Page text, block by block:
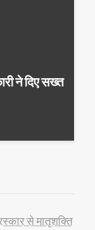
ने दिए सख्त
से मातृशक्ति